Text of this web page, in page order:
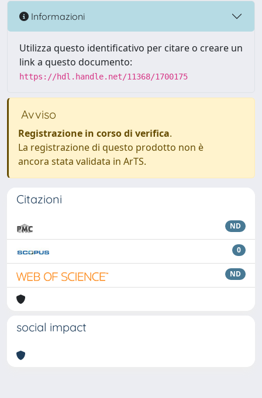
Informazioni
Utilizza questo identificativo per citare o creare un
link a questo documento:
https://hdl.handle.net/11368/1700175
Avviso
Registrazione in corso di verifica.
La registrazione di questo prodotto non è
ancora stata validata in ArTS.
Citazioni
ND
0
ND
social impact